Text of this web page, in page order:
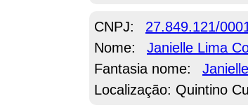
CNPJ: 27.849.121/
Nome:
Janielle Lima
Fantasia nome:
Localização: Quintino